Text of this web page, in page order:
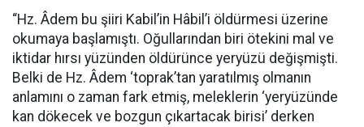
“Hz. Âdem bu şiiri Kabil’in Hâbil’i öldürmesi üzerine
okumaya başlamıştı. Oğullarından biri ötekini mal ve
iktidar hırsı yüzünden öldürünce yeryüzü değişmişti.
Belki de Hz. Âdem ‘toprak’tan yaratılmış olmanın
anlamını o zaman fark etmiş, meleklerin ‘yeryüzünde
kan dökecek ve bozgun çıkartacak birisi’ derken